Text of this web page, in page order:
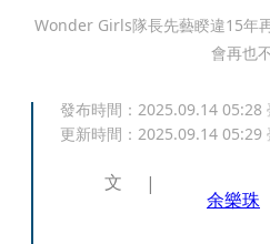
Wonder Girls隊長先藝睽違15年
會再也
發布時間： 2025.09.14 05:28
更新時間： 2025.09.14 05:29
文
余樂珠